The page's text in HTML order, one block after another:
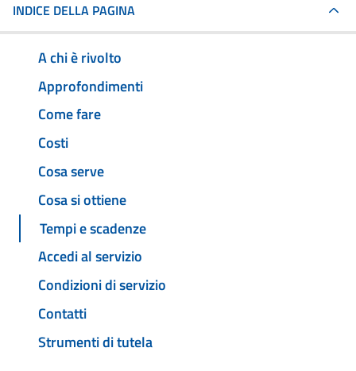
INDICE DELLA PAGINA
A chi è rivolto
Approfondimenti
Come fare
Costi
Cosa serve
Cosa si ottiene
Tempi e scadenze
Accedi al servizio
Condizioni di servizio
Contatti
Strumenti di tutela